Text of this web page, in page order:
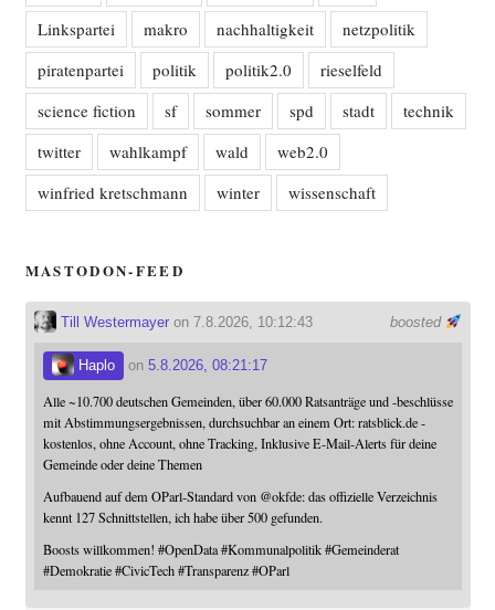
Linkspartei
makro nachhaltigkeit
netzpolitik
piratenpartei
politik politik2.0
rieselfeld
science fiction
sf sommer spd stadt
technik
twitter
wahlkampf wald
web2.0
winfried kretschmann
winter wissenschaft
MASTODON-FEED
boosted
Till Westermayeron 7.8.2026, 10:12:43
Haplo on 5.8.2026, 08:21:17
Alle ~10.700 deutschen Gemeinden, über 60.000 Ratsanträge und -beschlüsse
mit Abstimmungsergebnissen, durchsuchbar an einem Ort: ratsblick.de -
kostenlos, ohne Account, ohne Tracking, Inklusive E-Mail-Alerts für deine
Gemeinde oder deine Themen
Aufbauend auf dem OParl-Standard von @okfde: das offizielle Verzeichnis
kennt 127 Schnittstellen, ich habe über 500 gefunden.
Boosts willkommen! #OpenData #Kommunalpolitik #Gemeinderat
#Demokratie #CivicTech #Transparenz #OParl